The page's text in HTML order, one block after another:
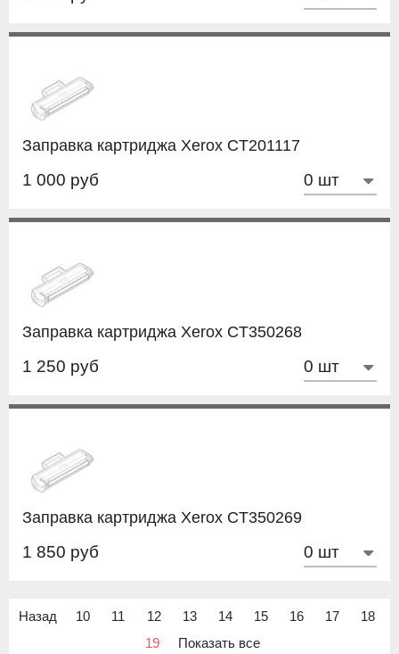
Заправка картриджа Xerox CT201117
1 000 руб
Заправка картриджа Xerox CT350268
1 250 руб
Заправка картриджа Xerox CT350269
1 850 руб
Назад 10 11 12 13 14 15 16 17
18
19
Показать все